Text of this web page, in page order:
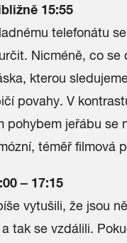
15:55
telefonátu
Nicméně, co se
kterou
povahy. V
pohybem jeřábu se
téměř filmová
– 17:15
vytušili, že jsou
tak se vzdálili.